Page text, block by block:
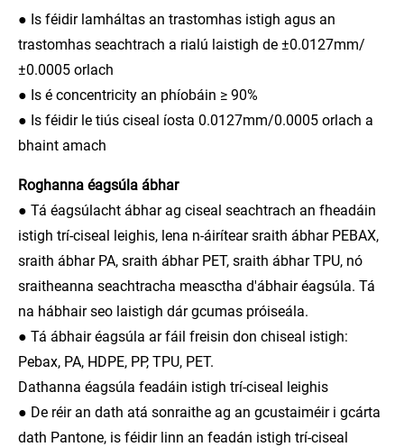
● Is féidir lamháltas an trastomhas istigh agus an
trastomhas seachtrach a rialú laistigh de ±0.0127mm/
±0.0005 orlach
● Is é concentricity an phíobáin ≥ 90%
● Is féidir le tiús ciseal íosta 0.0127mm/0.0005 orlach a
bhaint amach
Roghanna éagsúla ábhar
● Tá éagsúlacht ábhar ag ciseal seachtrach an fheadáin
istigh trí-ciseal leighis, lena n-áirítear sraith ábhar PEBAX,
sraith ábhar PA, sraith ábhar PET, sraith ábhar TPU, nó
sraitheanna seachtracha measctha d'ábhair éagsúla. Tá
na hábhair seo laistigh dár gcumas próiseála.
● Tá ábhair éagsúla ar fáil freisin don chiseal istigh:
Pebax, PA, HDPE, PP, TPU, PET.
Dathanna éagsúla feadáin istigh trí-ciseal leighis
● De réir an dath atá sonraithe ag an gcustaiméir i gcárta
dath Pantone, is féidir linn an feadán istigh trí-ciseal